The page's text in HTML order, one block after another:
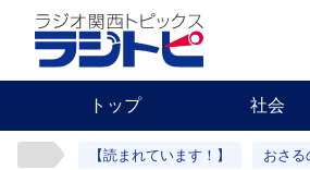
トップ 社会
【読まれています！】 おさる